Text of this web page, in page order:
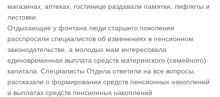
магазинах, аптеках, гостинице раздавали памятки, лифлеты и
листовки.
Отдыхающие у фонтана люди старшего поколения
расспросили специалистов об изменениях в пенсионном
законодательстве, а молодых мам интересовала
единовременная выплата средств материнского (семейного)
капитала. Специалисты Отдела ответили на все вопросы,
рассказали о формировании средств пенсионных накоплений
и выплатах средств пенсионных накоплений